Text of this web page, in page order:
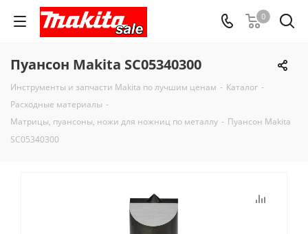
0
Пуансон Makita SC05340300
Инструменты и запчасти Makita по лучшим ценам - Каталог -
Расходные материалы -
Матрицы, пуансоны, ножи для ножниц по металлу - Пуансон Makita
SC05340300